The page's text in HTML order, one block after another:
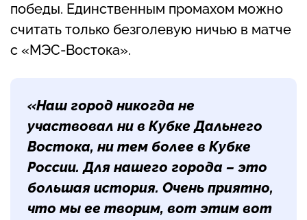
победы. Единственным промахом можно
считать только безголевую ничью в матче
с «МЭС-Востока».
«Наш город никогда не
участвовал ни в Кубке Дальнего
Востока, ни тем более в Кубке
России. Для нашего города – это
большая история. Очень приятно,
что мы ее творим, вот этим вот